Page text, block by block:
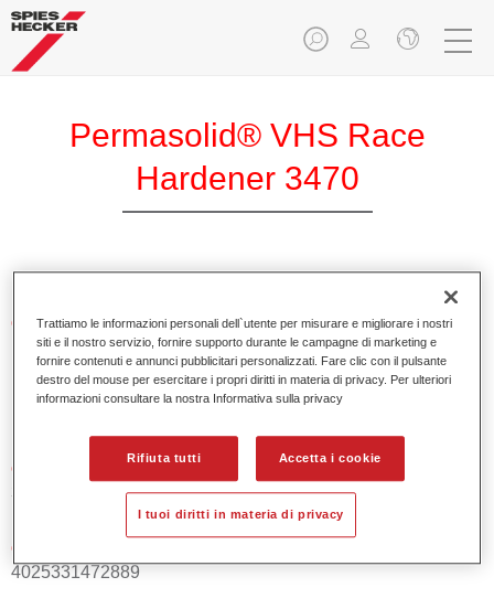
Permasolid® VHS Race
Hardener 3470
Caratteristiche del prodotto
Product Variant
Codice materiale
37134700
GMC
4025331472889
Trattiamo le informazioni personali dell`utente per misurare e migliorare i nostri
siti e il nostro servizio, fornire supporto durante le campagne di marketing e
fornire contenuti e annunci pubblicitari personalizzati. Fare clic con il pulsante
destro del mouse per esercitare i propri diritti in materia di privacy. Per ulteriori
informazioni consultare la nostra Informativa sulla privacy
Rifiuta tutti Accetta i cookie
I tuoi diritti in materia di privacy